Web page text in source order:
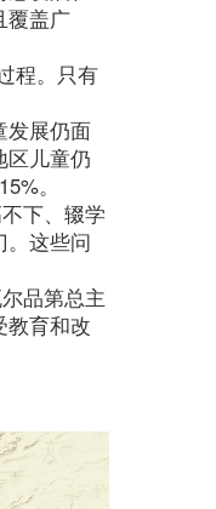
覆盖广
程。只有
发展仍面
区儿童仍
。
下、辍学
。这些问
品第总主
教育和改